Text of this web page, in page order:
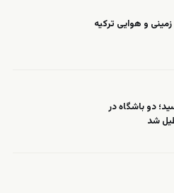
و هوایی ترکیه
دو باشگاه در
شد